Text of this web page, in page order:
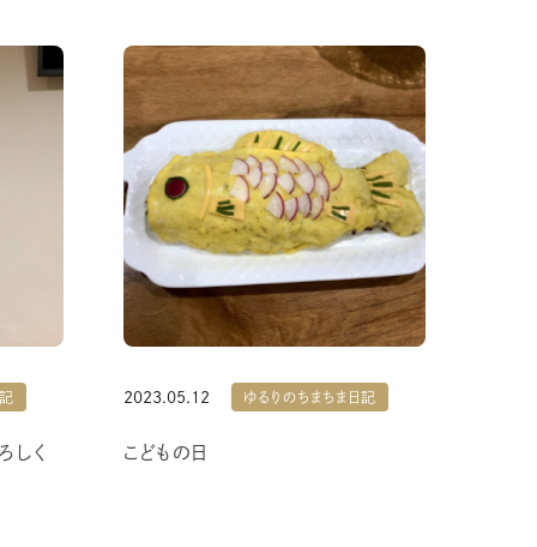
しく
2023.05.12 ゆるりのちまちま日記
こどもの日